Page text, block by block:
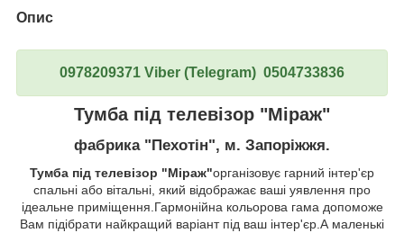
Опис
0978209371 Viber (Telegram) 0504733836
Тумба під телевізор "Міраж"
фабрика "Пехотін", м. Запоріжжя.
Тумба під телевізор "Міраж"організовує гарний інтер'єр
спальні або вітальні, який відображає ваші уявлення про
ідеальне приміщення.Гармонійна кольорова гама допоможе
Вам підібрати найкращий варіант під ваш інтер'єр.А маленькі